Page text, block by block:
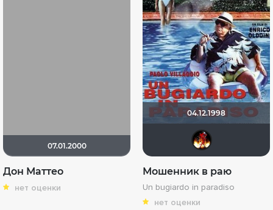
07.01.2000
Дон Маттео
нет оценки
04.12.1998
Мошенник в раю
Un bugiardo in paradiso
нет оценки